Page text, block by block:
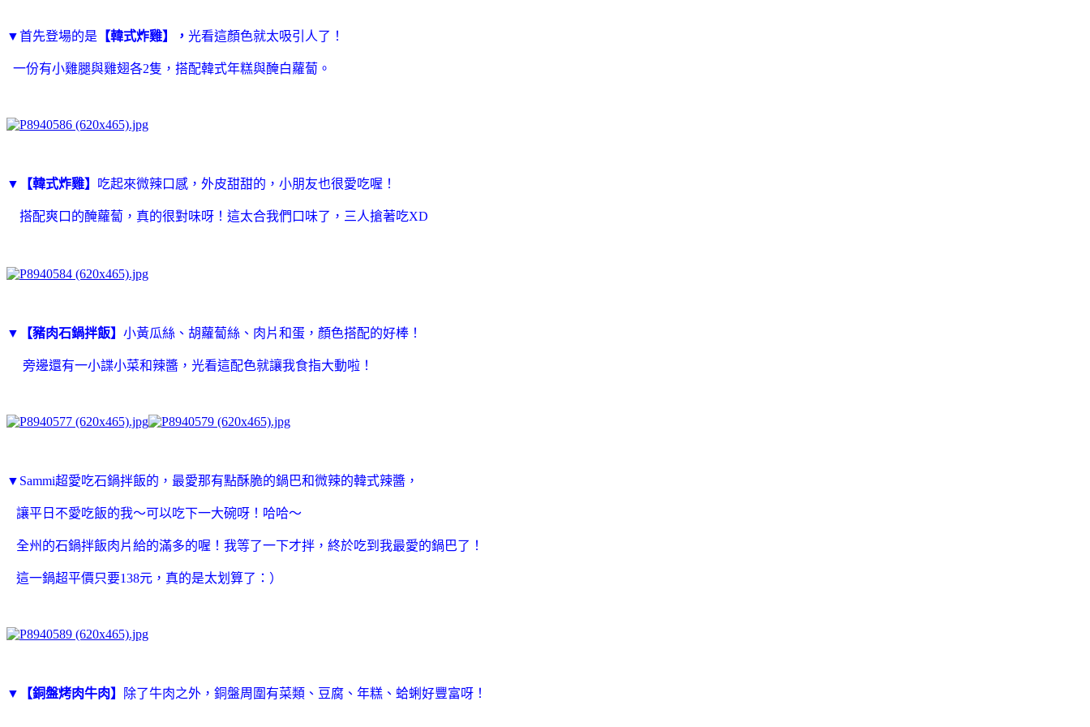
▼首先登場的是 【韓式炸雞】， 光看這顏色就太吸引人了！
一份有小雞腿與雞翅各2隻，搭配韓式年糕與醃白蘿蔔。
▼ 【韓式炸雞】 吃起來微辣口感， 外皮甜甜的，小朋友也很愛吃喔！
搭配爽口的醃蘿蔔，真的很對味呀！這太合我們口味了，三人搶著吃XD
▼ 【豬肉石鍋拌飯】 小黃瓜絲、胡蘿蔔絲、肉片和蛋，顏色搭配的好棒！
旁邊還有一小諜小菜和辣醬，光看這配色就讓我食指大動啦！
▼ Sammi超愛吃石鍋拌飯的，最愛那有點酥脆的鍋巴和微辣的韓式辣醬，
讓平日不愛吃飯的我～可以吃下一大碗呀！哈哈～
全州的石鍋拌飯肉片給的滿多的喔！我等了一下才拌，終於吃到我最愛的鍋巴了！
這一鍋超平價只要138元，真的是太划算了：）
▼ 【銅盤烤肉牛肉】 除了牛肉之外， 銅盤周圍有菜類、豆腐、年糕、蛤蜊好豐富呀！